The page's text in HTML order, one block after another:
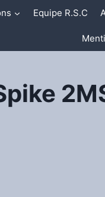
Equipe R.S.C